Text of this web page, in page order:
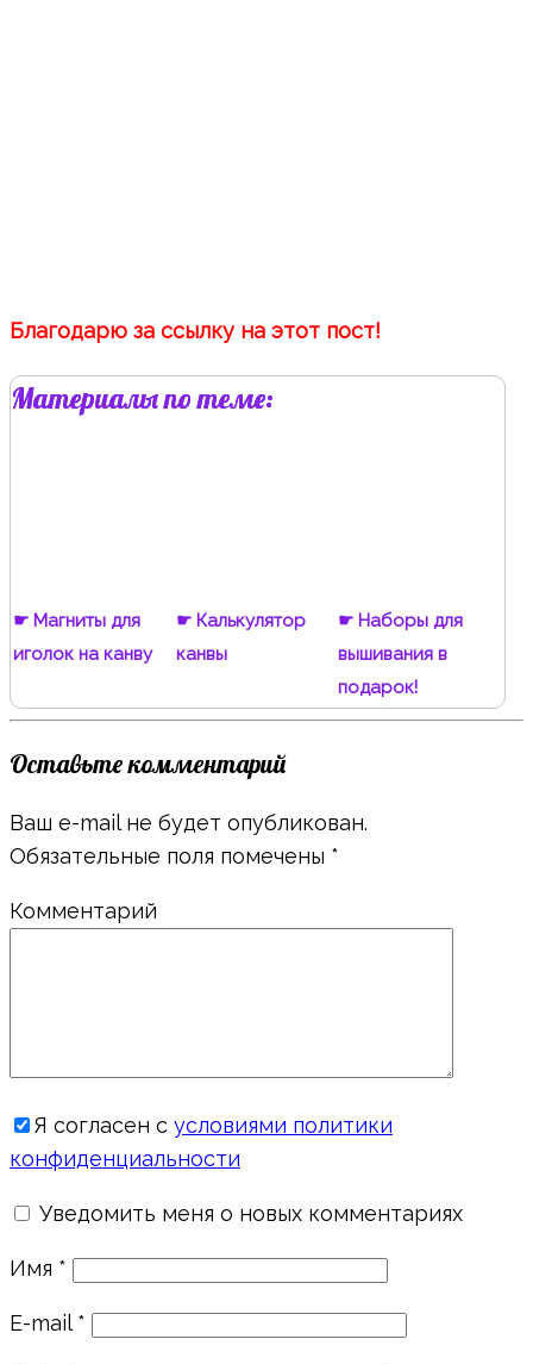
Благодарю за ссылку на этот пост!
Материалы по теме:
☛ Магниты для
иголок на канву
☛ Калькулятор
канвы
☛ Наборы для
вышивания в
подарок!
Оставьте комментарий
Ваш e-mail не будет опубликован.
Обязательные поля помечены *
Комментарий
Я согласен с условиями политики
конфиденциальности
Уведомить меня о новых комментариях
Имя *
E-mail*